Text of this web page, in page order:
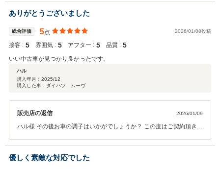
い。今後とも、どうぞ宜しくお願い致します。
ありがとうございました
総合評価 5点 2026/01/08投稿
接客 : 5 雰囲気 : 5 アフター : 5 品質 : 5
いい中古車が見つかり良かったです。
ハル
購入年月： 2025/12
購入した車：ダイハツ ムーヴ
販売店の返信 2026/01/09
ハル様 その後お車の調子はいかがでしょうか？ この度はご契約頂きま
コミを頂き、大変うれしく思います。 お客様に喜んで頂けることが、
何よりも私共の励みになります。車内外のクリーニングやお車の細部
に渡るご説明も、今後より一層社員全員で徹底させたいと思っており
優しく素敵な対応でした